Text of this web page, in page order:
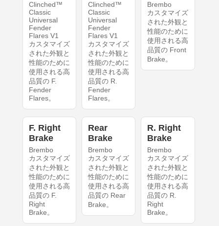
Clinched™
Classic
Universal
Fender
Flares V1
カスタマイズ
された外観と
性能のために
使用される高
品質の F.
Fender
Flares。
Clinched™
Classic
Universal
Fender
Flares V1
カスタマイズ
された外観と
性能のために
使用される高
品質の R.
Fender
Flares。
Brembo
カスタマイズ
された外観と
性能のために
使用される高
品質の Front
Brake。
F. Right
Brake
Brembo
カスタマイズ
された外観と
性能のために
使用される高
品質の F.
Right
Brake。
Rear
Brake
Brembo
カスタマイズ
された外観と
性能のために
使用される高
品質の Rear
Brake。
R. Right
Brake
Brembo
カスタマイズ
された外観と
性能のために
使用される高
品質の R.
Right
Brake。